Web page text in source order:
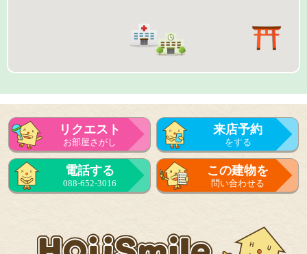
リクエスト
お部屋さがし
来店予約
をする
来店予約
をする
電話する
088-652-3016
この建物を
問い合わせる